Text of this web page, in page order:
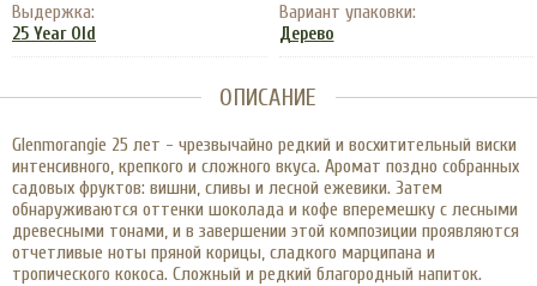
Выдержка:
25 Year Old
Вариант упаковки:
Дерево
ОПИСАНИЕ
Glenmorangie 25 лет - чрезвычайно редкий и восхитительный виски
интенсивного, крепкого и сложного вкуса. Аромат поздно собранных
садовых фруктов: вишни, сливы и лесной ежевики. Затем
обнаруживаются оттенки шоколада и кофе вперемешку с лесными
древесными тонами, и в завершении этой композиции проявляются
отчетливые ноты пряной корицы, сладкого марципана и
тропического кокоса. Сложный и редкий благородный напиток.